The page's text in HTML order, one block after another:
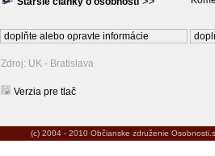
doplňte alebo opravte informácie
Zdroj: UK - Bratislava
Verzia pre tlač
(c) 2004 - 2010 Občianske združenie